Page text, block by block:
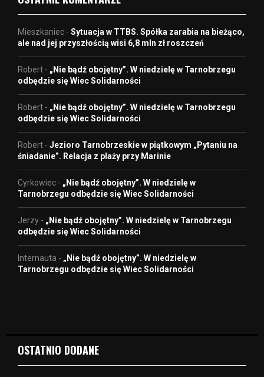
Mieszkaniec - Sytuacja w TTBS. Spółka zarabia na bieżąco,
ale nad jej przyszłością wisi 6,8 mln zł roszczeń
Robert - „Nie bądź obojętny”. W niedzielę w Tarnobrzegu
odbędzie się Wiec Solidarności
Robert - „Nie bądź obojętny”. W niedzielę w Tarnobrzegu
odbędzie się Wiec Solidarności
Robert - Jezioro Tarnobrzeskie w piątkowym „Pytaniu na
śniadanie”. Relacja z plaży przy Marinie
Cyrkowiec - „Nie bądź obojętny”. W niedzielę w
Tarnobrzegu odbędzie się Wiec Solidarności
Jerzy - „Nie bądź obojętny”. W niedzielę w Tarnobrzegu
odbędzie się Wiec Solidarności
Internauta - „Nie bądź obojętny”. W niedzielę w
Tarnobrzegu odbędzie się Wiec Solidarności
OSTATNIO DODANE